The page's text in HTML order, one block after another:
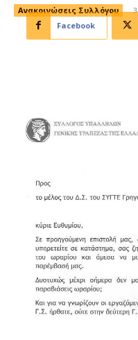
Ανακοινώσεις Συλλόγου
Facebook